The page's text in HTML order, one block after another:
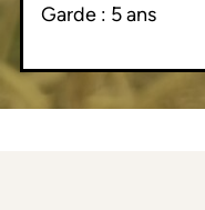
Garde : 5 ans